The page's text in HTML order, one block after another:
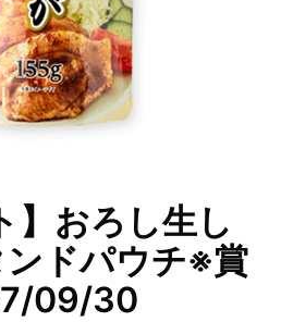
】おろし生し
ンドパウチ※賞
09/30